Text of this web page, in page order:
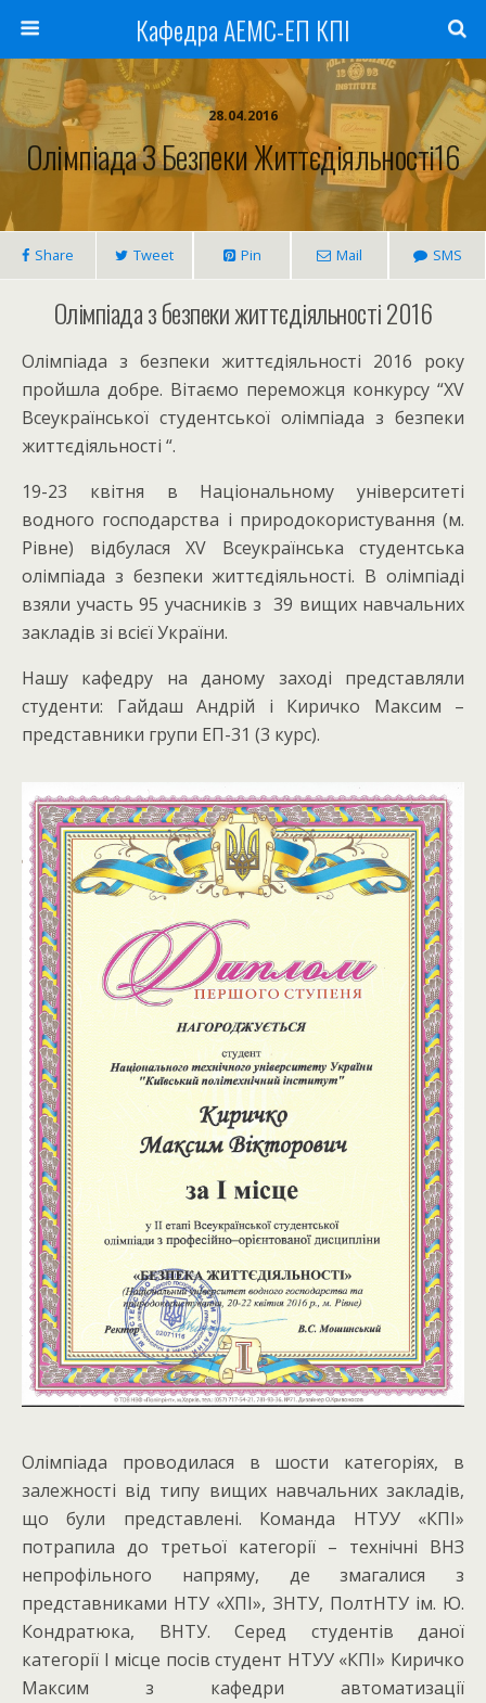
Кафедра АЕМС-ЕП КПІ
28.04.2016
Олімпіада З Безпеки Життєдіяльності16
Share Tweet Pin Mail SMS
Олімпіада з безпеки життєдіяльності 2016
Олімпіада з безпеки життєдіяльності 2016 року
пройшла добре. Вітаємо переможця конкурсу “XV
Всеукраїнської студентської олімпіада з безпеки
життєдіяльності “.
19-23 квітня в Національному університеті
водного господарства і природокористування (м.
Рівне) відбулася XV Всеукраїнська студентська
олімпіада з безпеки життєдіяльності. В олімпіаді
взяли участь 95 учасників з 39 вищих навчальних
закладів зі всієї України.
Нашу кафедру на даному заході представляли
студенти: Гайдаш Андрій і Киричко Максим –
представники групи ЕП-31 (3 курс).
Олімпіада проводилася в шости категоріях, в
залежності від типу вищих навчальних закладів,
що були представлені. Команда НТУУ «КПІ»
потрапила до третьої категорії – технічні ВНЗ
непрофільного напряму, де змагалися з
представниками НТУ «ХПІ», ЗНТУ, ПолтНТУ ім. Ю.
Кондратюка, ВНТУ. Серед студентів даної
категорії I місце посів студент НТУУ «КПІ» Киричко
Максим з кафедри автоматизації